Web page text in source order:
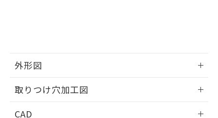
外形図
取りつけ穴加工図
CAD
用者の範囲」に記載されている法人を
※本証明書は発行日時点で非含有を証明す
るもので、過去に遡って非含有を証明する
ものではありません。
物質の対応では、対応完了までの期間は出
荷製品に未対応品が混在することから備考